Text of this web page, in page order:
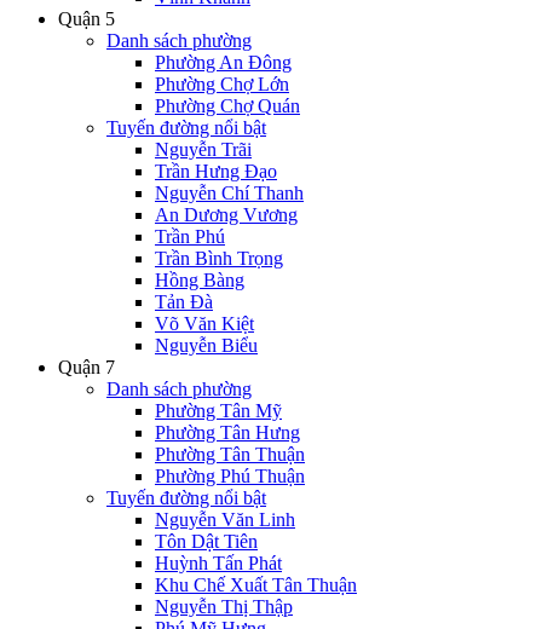
Quận 5
Danh sách phường
Phường An Đông
Phường Chợ Lớn
Phường Chợ Quán
Tuyến đường nổi bật
Nguyễn Trãi
Trần Hưng Đạo
Nguyễn Chí Thanh
An Dương Vương
Trần Phú
Trần Bình Trọng
Hồng Bàng
Tản Đà
Võ Văn Kiệt
Nguyễn Biểu
Quận 7
Danh sách phường
Phường Tân Mỹ
Phường Tân Hưng
Phường Tân Thuận
Phường Phú Thuận
Tuyến đường nổi bật
Nguyễn Văn Linh
Tôn Dật Tiên
Huỳnh Tấn Phát
Khu Chế Xuất Tân Thuận
Nguyễn Thị Thập